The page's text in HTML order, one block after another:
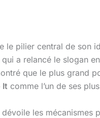
le pilier central de son
a relancé le slogan
que le plus grand
It comme l’un de ses
les mécanismes